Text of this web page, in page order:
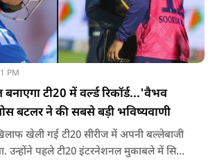
PM
टी20 में वर्ल्ड रिकॉर्ड...'वैभव
बटलर ने की सबसे बड़ी भविष्यवाणी
खेली गई टी20 सीरीज में अपनी बल्लेबाजी
उन्होंने पहले टी20 इंटरनेशनल मुकाबले में सिर्फ